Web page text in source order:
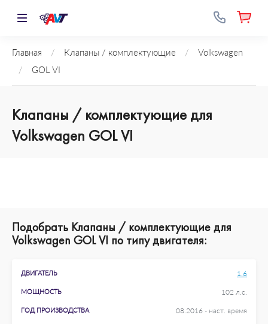
Главная / Клапаны / комплектующие /
Volkswagen
/
GOL VI
Клапаны / комплектующие для
Volkswagen GOL VI
Подобрать Клапаны / комплектующие для
Volkswagen GOL VI по типу двигателя:
ДВИГАТЕЛЬ 1.6
МОЩНОСТЬ 102 л.с.
ГОД ПРОИЗВОДСТВА 08.2016 - наст. время